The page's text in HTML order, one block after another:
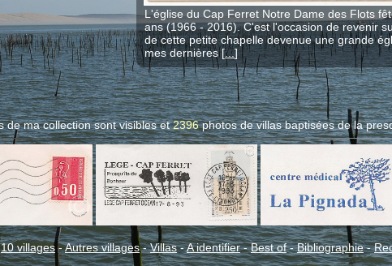
L'église du Cap Ferret Notre Dame des Flots
ans (1966 - 2016). C'est l'occasion de revenir
de cette petite chapelle devenue une grande
mes dernières [...]
de ma collection sont visibles et2396 photos de villasbaptisées de la
10 villages-Autres villages-Villas-A identifier-Best of-Bibliographie-